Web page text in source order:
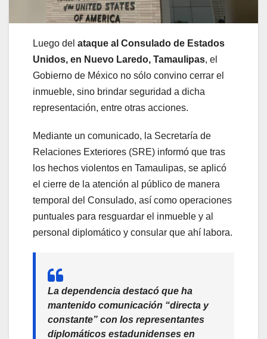
Luego del ataque al Consulado de Estados
Unidos, en Nuevo Laredo, Tamaulipas, el
Gobierno de México no sólo convino cerrar el
inmueble, sino brindar seguridad a dicha
representación, entre otras acciones.
Mediante un comunicado, la Secretaría de
Relaciones Exteriores (SRE) informó que tras
los hechos violentos en Tamaulipas, se aplicó
el cierre de la atención al público de manera
temporal del Consulado, así como operaciones
puntuales para resguardar el inmueble y al
personal diplomático y consular que ahí labora.
La dependencia destacó que ha
mantenido comunicación “directa y
constante” con los representantes
diplomáticos estadunidenses en